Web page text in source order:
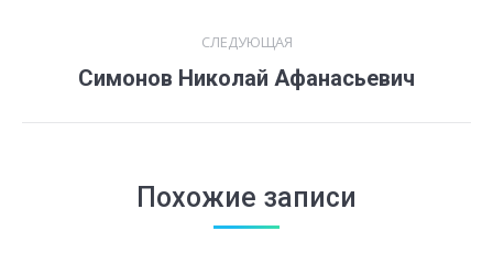
СЛЕДУЮЩАЯ
Следующая
Симонов Николай Афанасьевич
Похожие записи